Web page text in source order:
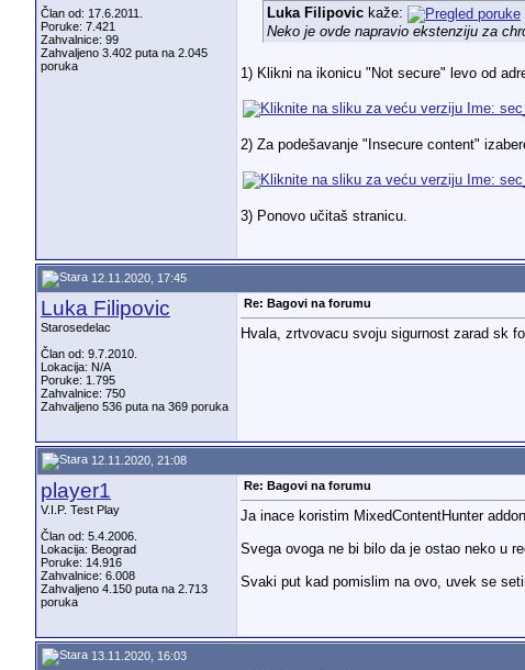
Član od: 17.6.2011.
Poruke: 7.421
Zahvalnice: 99
Zahvaljeno 3.402 puta na 2.045
poruka
Luka Filipovickaže:
Neko je ovde napravio ekstenziju za
1) Klikni na ikonicu "Not secure" levo od
2) Za podešavanje "Insecure content"
3) Ponovo učitaš stranicu.
12.11.2020, 17:45
Luka Filipovic
Starosedelac
Član od: 9.7.2010.
Lokacija: N/A
Poruke: 1.795
Zahvalnice: 750
Zahvaljeno 536 puta na 369 poruka
Re: Bagovi na forumu
Hvala, zrtvovacu svoju sigurnost zarad sk
12.11.2020, 21:08
player1
V.I.P. Test Play
Član od: 5.4.2006.
Lokacija: Beograd
Poruke: 14.916
Zahvalnice: 6.008
Zahvaljeno 4.150 puta na 2.713
poruka
Re: Bagovi na forumu
Ja inace koristim MixedContentHunter
Svega ovoga ne bi bilo da je ostao neko u
Svaki put kad pomislim na ovo, uvek se
13.11.2020, 16:03